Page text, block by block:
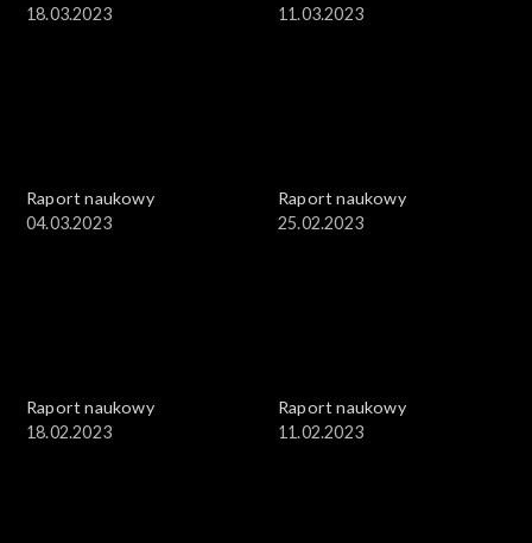
18.03.2023
11.03.2023
Raport naukowy
04.03.2023
Raport naukowy
25.02.2023
Raport naukowy
18.02.2023
Raport naukowy
11.02.2023